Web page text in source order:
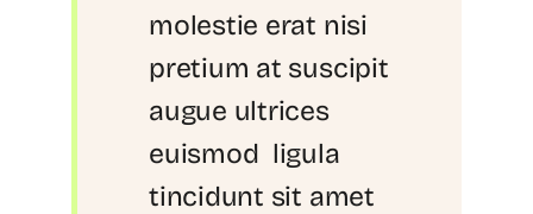
molestie erat nisi
pretium at suscipit
augue ultrices
euismod ligula
tincidunt sit amet